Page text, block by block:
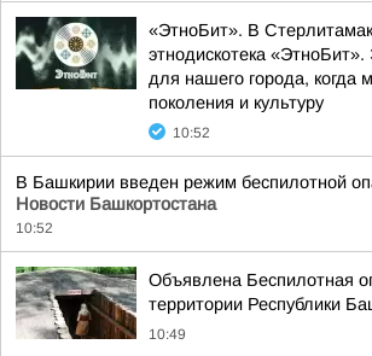
«ЭтноБит». В
этнодискотека
для нашего города, когда
поколения и культуру
10:52
В Башкирии введен режим беспилотной
Новости Башкортостана
10:52
Объявлена Беспилотная
территории Республики
10:49